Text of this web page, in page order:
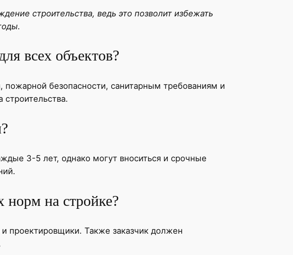
строительства, ведь это позволит избежать
всех объектов?
безопасности, санитарным требованиям и
строительства.
3-5 лет, однако могут вноситься и срочные
норм на стройке?
проектировщики. Также заказчик должен